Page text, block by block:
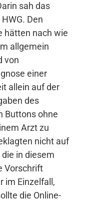
sah das
Den
hätten nach wie
allgemein
von
einer
allein auf der
des
Buttons ohne
Arzt zu
nicht auf
in diesem
Vorschrift
im Einzelfall,
die Online-